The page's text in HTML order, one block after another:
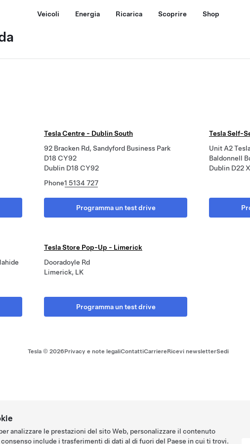
Veicoli Energia Ricarica Scoprire Shop
Tesla Centre - Dublin South
92 Bracken Rd, Sandyford Business Park
D18 CY92
Dublin D18 CY92
Phone1 5134 727
Programma un test drive
Tesla Self-
Unit A2
Baldonnell
Dublin D22
Tesla Store Pop-Up - Limerick
Dooradoyle Rd
Limerick, LK
Programma un test drive
Tesla © 2026Privacy e note legaliContattiCarriereRicevi newsletterSedi
analizzare le prestazioni del sito Web, personalizzare il contenuto
include i trasferimenti di dati al di fuori del Paese in cui ti trovi.